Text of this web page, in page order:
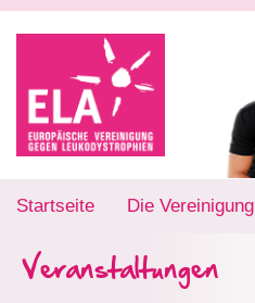
Startseite Die Vereinigung
Veranstaltungen